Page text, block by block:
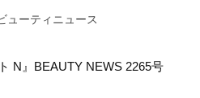
ューティニュース
N』BEAUTY NEWS 2265号